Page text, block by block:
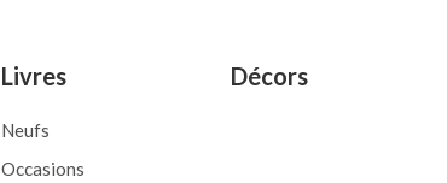
Livres
Neufs
Occasions
Décors